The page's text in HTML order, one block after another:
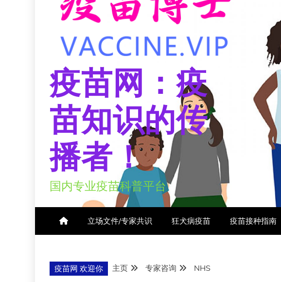
疫苗网：疫
苗知识的传
播者！
国内专业疫苗科普平台
立场文件/专家共识 狂犬病疫苗 疫苗接种指南
疫苗网 欢迎你 主页 专家咨询 NHS